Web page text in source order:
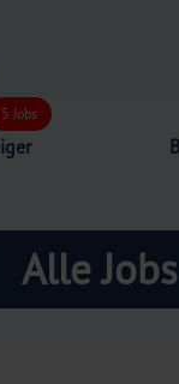
5 Jobs
Alle Jobs